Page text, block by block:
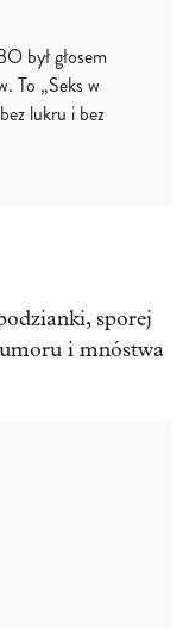
był głosem
To „Seks w
lukru i bez
sporej
i mnóstwa